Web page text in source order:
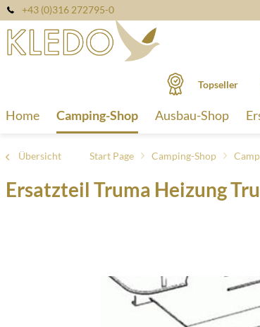
+43 (0)316 272795-0
Topseller
Home Camping-Shop Ausbau-Shop
Übersicht Start Page Camping-Shop
Ersatzteil Truma Heizung